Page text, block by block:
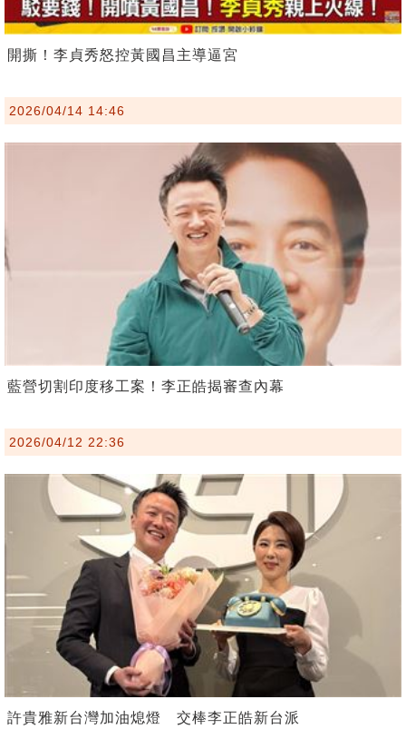
開撕！李貞秀怒控黃國昌主導逼宮
2026/04/14 14:46
藍營切割印度移工案！李正皓揭審查內幕
2026/04/12 22:36
許貴雅新台灣加油熄燈 交棒李正皓新台派